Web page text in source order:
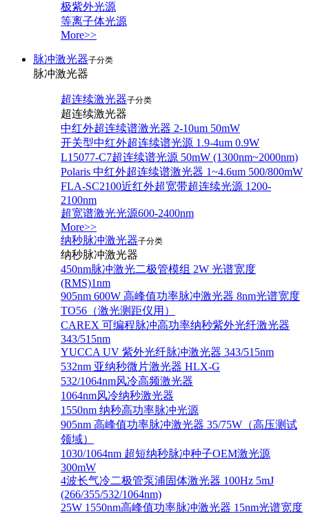
极紫外光源
等离子体光源
More>>
脉冲激光器子分类
脉冲激光器
超连续激光器子分类
超连续激光器
中红外超连续谱激光器 2-10um 50mW
开关型中红外超连续谱光源 1.9-4um 0.9W
L15077-C7超连续谱光源 50mW (1300nm~2000nm)
Polaris 中红外超连续谱激光器 1~4.6um 500/800mW
FLA-SC2100近红外超宽带超连续光源 1200-
2100nm
超宽谱激光光源600-2400nm
More>>
纳秒脉冲激光器子分类
纳秒脉冲激光器
450nm脉冲激光二极管模组 2W 光谱宽度
(RMS)1nm
905nm 600W 高峰值功率脉冲激光器 8nm光谱宽度
TO56（激光测距仪用）
CAREX 可编程脉冲高功率纳秒紫外光纤激光器
343/515nm
YUCCA UV 紫外光纤脉冲激光器 343/515nm
532nm 亚纳秒微片激光器 HLX-G
532/1064nm风冷高频激光器
1064nm风冷纳秒激光器
1550nm 纳秒高功率脉冲光源
905nm 高峰值功率脉冲激光器 35/75W（高压测试
领域）
1030/1064nm 超短纳秒脉冲种子OEM激光源
300mW
4波长气冷二极管泵浦固体激光器 100Hz 5mJ
(266/355/532/1064nm)
25W 1550nm高峰值功率脉冲激光器 15nm光谱宽度